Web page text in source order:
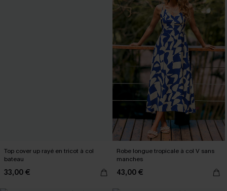
Top cover up rayé en tricot à col
bateau
33,00 €
Robe longue tropicale à col V sans
manches
43,00 €